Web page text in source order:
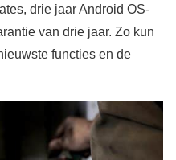
drie jaar Android OS-
van drie jaar. Zo kun
functies en de